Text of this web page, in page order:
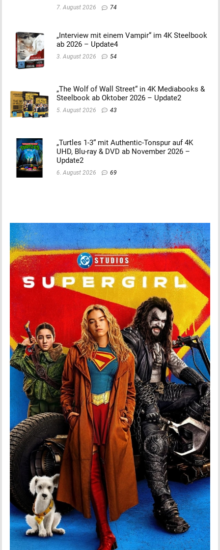
7. August 2026 74
„Interview mit einem Vampir“ im 4K Steelbook
ab 2026 – Update4
3. August 2026 54
„The Wolf of Wall Street“ in 4K Mediabooks &
Steelbook ab Oktober 2026 – Update2
5. August 2026 43
„Turtles 1-3“ mit Authentic-Tonspur auf 4K
UHD, Blu-ray & DVD ab November 2026 –
Update2
6. August 2026 69